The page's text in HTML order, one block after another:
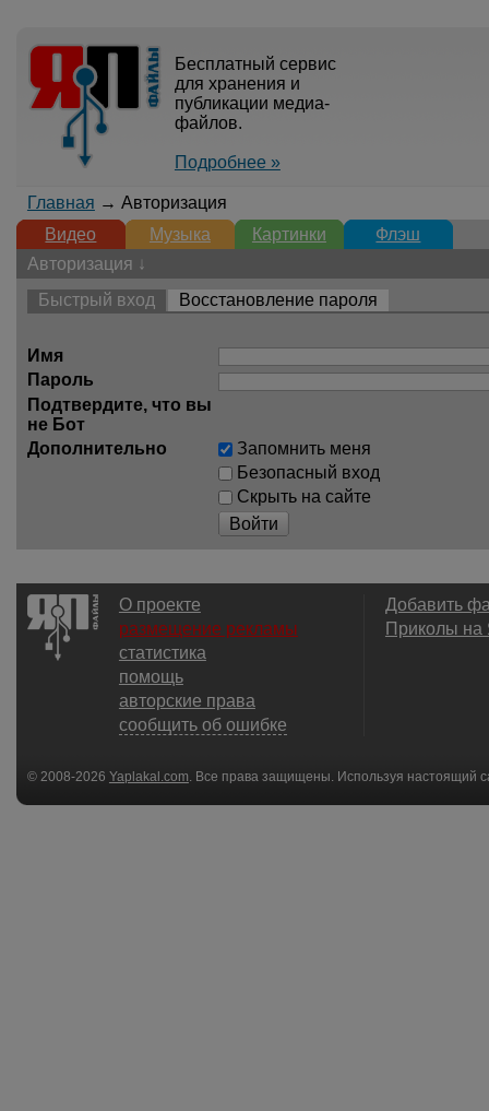
Бесплатный сервис
для хранения и
публикации медиа-
файлов.
Подробнее »
Главная → Авторизация
Видео
Музыка Картинки
Флэш
Авторизация ↓
Быстрый вход
Восстановление пароля
Имя
Пароль
Подтвердите, что вы
не Бот
Дополнительно
Запомнить меня
Безопасный вход
Скрыть на сайте
Войти
О проекте
размещение рекламы
статистика
помощь
авторские права
сообщить об ошибке
Добавить
Приколы
© 2008-2026 Yaplakal.com . Все права защищены. Используя настоящий
соглашения.